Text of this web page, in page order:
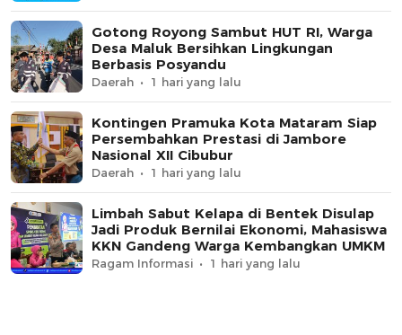
Gotong Royong Sambut HUT RI, Warga
Desa Maluk Bersihkan Lingkungan
Berbasis Posyandu
Daerah 1 hari yang lalu
Kontingen Pramuka Kota Mataram Siap
Persembahkan Prestasi di Jambore
Nasional XII Cibubur
Daerah 1 hari yang lalu
Limbah Sabut Kelapa di Bentek Disulap
Jadi Produk Bernilai Ekonomi, Mahasiswa
KKN Gandeng Warga Kembangkan UMKM
Ragam Informasi 1 hari yang lalu